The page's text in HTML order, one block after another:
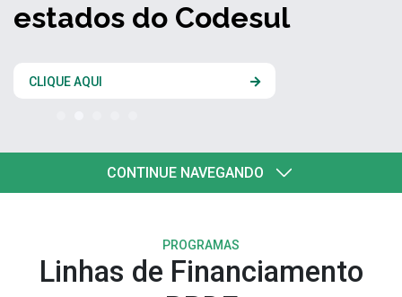
estados do Codesul
CLIQUE AQUI
CONTINUE NAVEGANDO
PROGRAMAS
Linhas de Financiamento